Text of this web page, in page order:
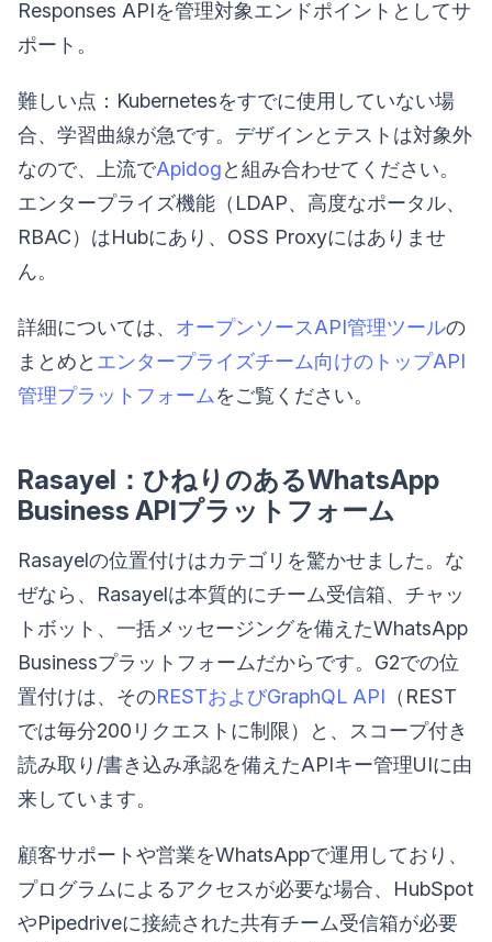
Responses APIを管理対象エンドポイントとしてサ
ポート。
難しい点：Kubernetesをすでに使用していない場
合、学習曲線が急です。デザインとテストは対象外
なので、上流でApidogと組み合わせてください。
エンタープライズ機能（LDAP、高度なポータル、
RBAC）はHubにあり、OSS Proxyにはありませ
ん。
詳細については、 オープンソースAPI管理ツールの
まとめと エンタープライズチーム向けのトップAPI
管理プラットフォームをご覧ください。
Rasayel：ひねりのあるWhatsApp
Business APIプラットフォーム
Rasayelの位置付けはカテゴリを驚かせました。な
ぜなら、Rasayelは本質的にチーム受信箱、チャッ
トボット、一括メッセージングを備えたWhatsApp
Businessプラットフォームだからです。G2での位
置付けは、そのRESTおよびGraphQL API （REST
では毎分200リクエストに制限）と、スコープ付き
読み取り/書き込み承認を備えたAPIキー管理UIに由
来しています。
顧客サポートや営業をWhatsAppで運用しており、
プログラムによるアクセスが必要な場合、HubSpot
やPipedriveに接続された共有チーム受信箱が必要